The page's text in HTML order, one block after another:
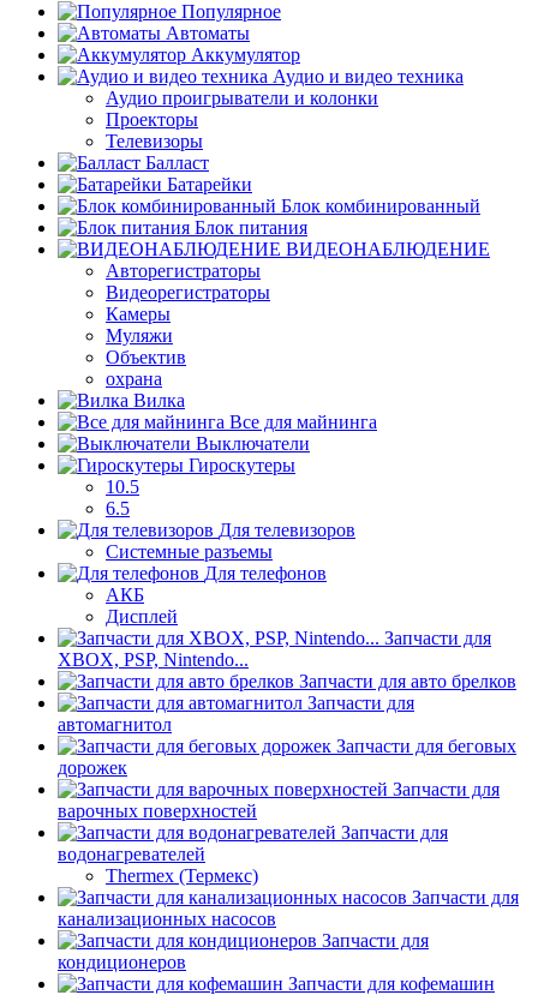
Популярное
Автоматы
Аккумулятор
Аудио и видео техника
Аудио проигрыватели и колонки
Проекторы
Телевизоры
Балласт
Батарейки
Блок комбинированный
Блок питания
ВИДЕОНАБЛЮДЕНИЕ
Авторегистраторы
Видеорегистраторы
Камеры
Муляжи
Объектив
охрана
Вилка
Все для майнинга
Выключатели
Гироскутеры
10.5
6.5
Для телевизоров
Системные разъемы
Для телефонов
АКБ
Дисплей
Запчасти для
XBOX, PSP, Nintendo...
Запчасти для авто брелков
Запчасти для
автомагнитол
Запчасти для беговых
дорожек
Запчасти для
варочных поверхностей
Запчасти для
водонагревателей
Thermex (Термекс)
Запчасти для
канализационных насосов
Запчасти для
кондиционеров
Запчасти для кофемашин